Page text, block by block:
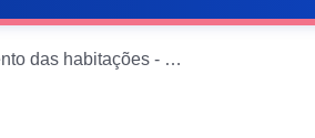
Recenseamento da população - 1981: Recenseamento das habitações - Tomo 2